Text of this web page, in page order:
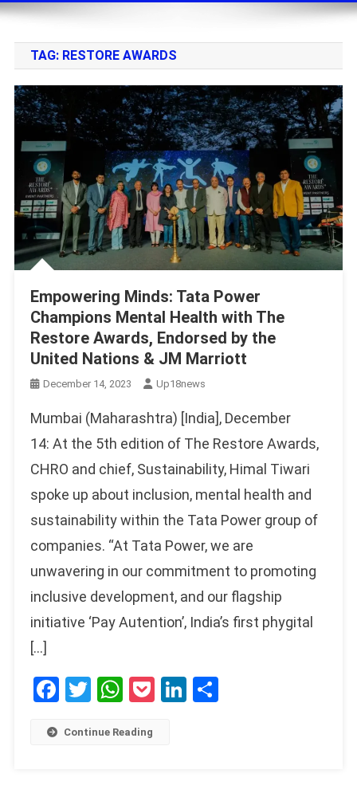
TAG: RESTORE AWARDS
Empowering Minds: Tata Power
Champions Mental Health with The
Restore Awards, Endorsed by the
United Nations & JM Marriott
December 14, 2023 Up18news
Mumbai (Maharashtra) [India], December
14: At the 5th edition of The Restore Awards,
CHRO and chief, Sustainability, Himal Tiwari
spoke up about inclusion, mental health and
sustainability within the Tata Power group of
companies. “At Tata Power, we are
unwavering in our commitment to promoting
inclusive development, and our flagship
initiative ‘Pay Autention’, India’s first phygital
[…]
Facebook
Twitter
WhatsApp
PocketLinkedIn
Share
Continue Reading